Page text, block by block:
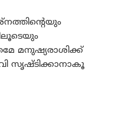
മനുഷ്യരാശിക്ക്
സൃഷ്ടിക്കാനാകൂ